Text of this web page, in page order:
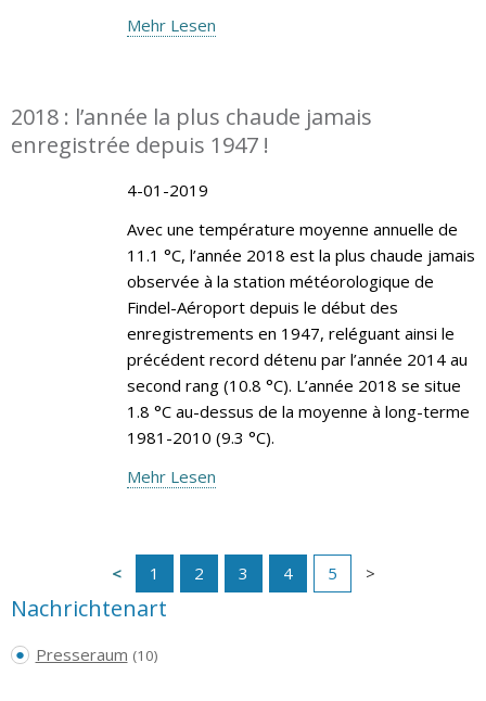
Mehr Lesen
2018 : l’année la plus chaude jamais
enregistrée depuis 1947 !
4-01-2019
Avec une température moyenne annuelle de
11.1 °C, l’année 2018 est la plus chaude jamais
observée à la station météorologique de
Findel-Aéroport depuis le début des
enregistrements en 1947, reléguant ainsi le
précédent record détenu par l’année 2014 au
second rang (10.8 °C). L’année 2018 se situe
1.8 °C au-dessus de la moyenne à long-terme
1981-2010 (9.3 °C).
Mehr Lesen
1 2 3 4 5
Nachrichtenart
Presseraum (10)